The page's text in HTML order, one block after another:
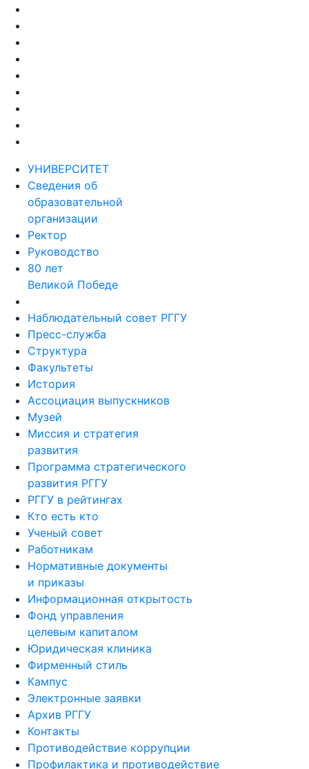
УНИВЕРСИТЕТ
Сведения об
образовательной
организации
Ректор
Руководство
80 лет
Великой Победе
Наблюдательный совет РГГУ
Пресс-служба
Структура
Факультеты
История
Ассоциация выпускников
Музей
Миссия и стратегия
развития
Программа стратегического
развития РГГУ
РГГУ в рейтингах
Кто есть кто
Ученый совет
Работникам
Нормативные документы
и приказы
Информационная открытость
Фонд управления
целевым капиталом
Юридическая клиника
Фирменный стиль
Кампус
Электронные заявки
Архив РГГУ
Контакты
Противодействие коррупции
Профилактика и противодействие